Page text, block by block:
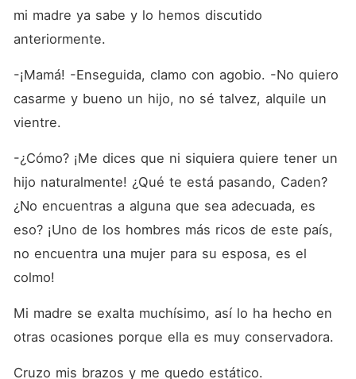
mi madre ya sabe y lo hemos discutido
anteriormente.
-¡Mamá! -Enseguida, clamo con agobio. -No quiero
casarme y bueno un hijo, no sé talvez, alquile un
vientre.
-¿Cómo? ¡Me dices que ni siquiera quiere tener un
hijo naturalmente! ¿Qué te está pasando, Caden?
¿No encuentras a alguna que sea adecuada, es
eso? ¡Uno de los hombres más ricos de este país,
no encuentra una mujer para su esposa, es el
colmo!
Mi madre se exalta muchísimo, así lo ha hecho en
otras ocasiones porque ella es muy conservadora.
Cruzo mis brazos y me quedo estático.